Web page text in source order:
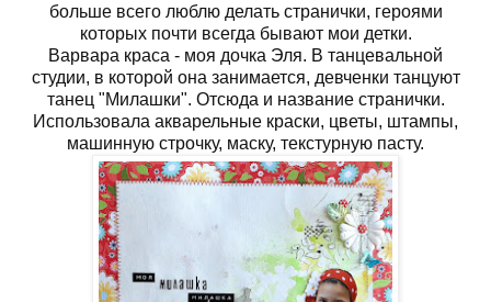
больше всего люблю делать странички, героями
которых почти всегда бывают мои детки.
Варвара краса - моя дочка Эля. В танцевальной
студии, в которой она занимается, девченки танцуют
танец "Милашки". Отсюда и название странички.
Использовала акварельные краски, цветы, штампы,
машинную строчку, маску, текстурную пасту.